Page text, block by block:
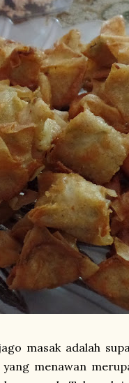
masak adalah
menawan